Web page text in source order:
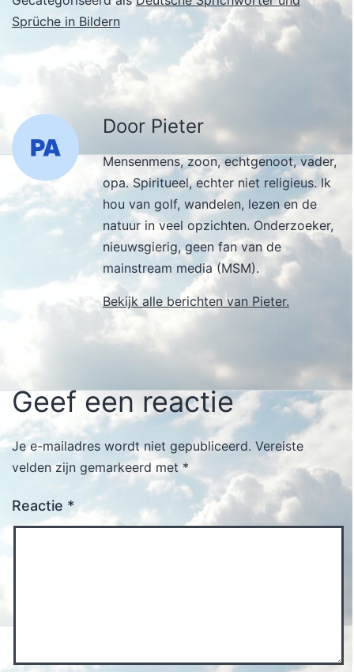
Sprüche in Bildern
Door Pieter
Mensenmens, zoon, echtgenoot, vader,
opa. Spiritueel, echter niet religieus. Ik
hou van golf, wandelen, lezen en de
natuur in veel opzichten. Onderzoeker,
nieuwsgierig, geen fan van de
mainstream media (MSM).
Bekijk alle berichten van Pieter.
Geef een reactie
Je e-mailadres wordt niet gepubliceerd. Vereiste
velden zijn gemarkeerd met *
Reactie *